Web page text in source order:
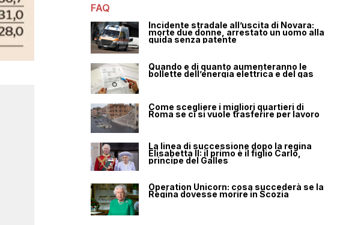
FAQ
Incidente stradale all’uscita di Novara:
morte due donne, arrestato un uomo alla
guida senza patente
Quando e di quanto aumenteranno le
bollette dell’energia elettrica e del gas
Come scegliere i migliori quartieri di
Roma se ci si vuole trasferire per lavoro
La linea di successione dopo la regina
Elisabetta II: il primo è il figlio Carlo,
principe del Galles
Operation Unicorn: cosa succederà se la
Regina dovesse morire in Scozia